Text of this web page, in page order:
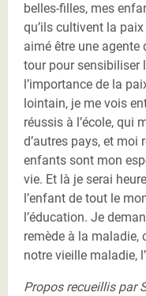
belles-filles, mes
qu’ils cultivent la
aimé être une agente
tour pour sensibiliser
l’importance de la
lointain, je me vois
réussis à l’école, qui
d’autres pays, et moi
enfants sont mon
vie. Et là je serai
l’enfant de tout le
l’éducation. Je
remède à la maladie,
notre vieille maladie,
Propos recueillis par